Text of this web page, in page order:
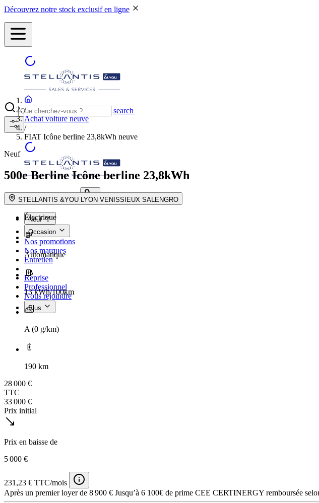
Découvrez notre stock exclusif en ligne
search
search button - icon NOS CONCESSIONS
Neuf
Occasion
Nos promotions
Nos marques
Entretien
Reprise
Professionnel
Nous rejoindre
Plus
/
Achat voiture neuve
/
FIAT Icône berline 23,8kWh neuve
Neuf
500e BerlineIcône berline 23,8kWh
STELLANTIS &YOU LYON VENISSIEUX SALENGRO
Électrique
Automatique
13 kWh/100km
A (0 g/km)
190 km
28 000 €
TTC
33 000 €
Prix initial
Prix en baisse de
5 000 €
231,23 € TTC/mois
Après un premier loyer de 8 900 € Jusqu’à 6 100€ de prime CEE CERTINERGY remboursée